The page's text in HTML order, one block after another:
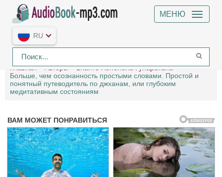
МЕНЮ
RU
Главная Авторы
Бханте Хенепола Гунаратана
Больше, чем осознанность простыми словами. Простой и
понятный путеводитель по джханам, или глубоким
медитативным состояниям